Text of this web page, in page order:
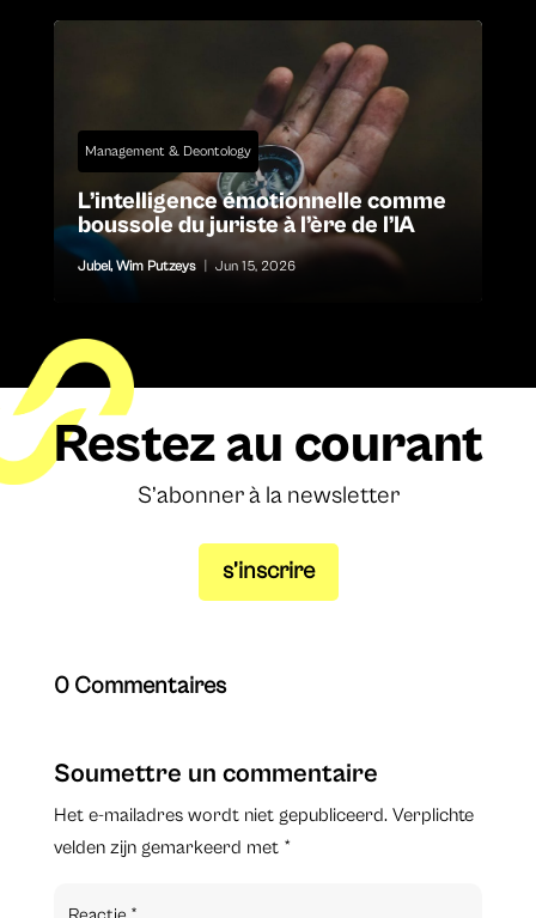
Management & Deontology
L’intelligence émotionnelle comme
boussole du juriste à l’ère de l’IA
Jubel, Wim Putzeys Jun 15, 2026
Restez au courant
S’abonner à la newsletter
s’inscrire
0 Commentaires
Soumettre un commentaire
Het e-mailadres wordt niet gepubliceerd. Verplichte
velden zijn gemarkeerd met *